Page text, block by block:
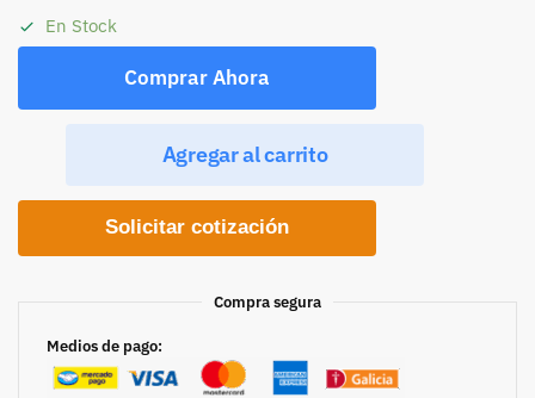
En Stock
Comprar Ahora
Agregar al carrito
Solicitar cotización
Compra segura
Medios de pago: